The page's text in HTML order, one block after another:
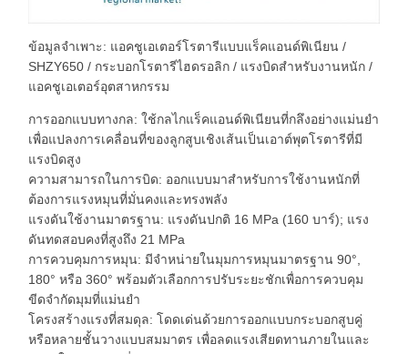
ข้อมูลจำเพาะ: แอคชูเอเตอร์โรตารีแบบแร็คแอนด์พิเนียน /
SHZY650 / กระบอกโรตารีไฮดรอลิก / แรงบิดสำหรับงานหนัก /
แอคชูเอเตอร์อุตสาหกรรม
การออกแบบทางกล: ใช้กลไกแร็คแอนด์พิเนียนที่กลึงอย่างแม่นยำ
เพื่อแปลงการเคลื่อนที่ของลูกสูบเชิงเส้นเป็นเอาต์พุตโรตารีที่มี
แรงบิดสูง
ความสามารถในการบิด: ออกแบบมาสำหรับการใช้งานหนักที่
ต้องการแรงหมุนที่มั่นคงและทรงพลัง
แรงดันใช้งานมาตรฐาน: แรงดันปกติ 16 MPa (160 บาร์); แรง
ดันทดสอบคงที่สูงถึง 21 MPa
การควบคุมการหมุน: มีจำหน่ายในมุมการหมุนมาตรฐาน 90°,
180° หรือ 360° พร้อมตัวเลือกการปรับระยะชักเพื่อการควบคุม
ขีดจำกัดมุมที่แม่นยำ
โครงสร้างแรงที่สมดุล: โดดเด่นด้วยการออกแบบกระบอกสูบคู่
หรือหลายชั้นวางแบบสมมาตร เพื่อลดแรงเสียดทานภายในและ